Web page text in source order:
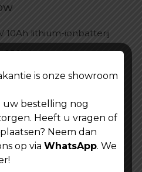
10Ah lithium-ionbatterij
250W
km/u
is onze showroom
uw bestelling nog
Heeft u vragen of
Neem dan
op via WhatsApp. We